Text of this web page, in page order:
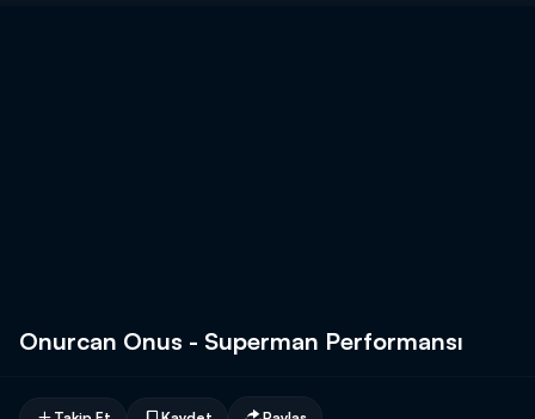
Onurcan Onus - Superman Performansı